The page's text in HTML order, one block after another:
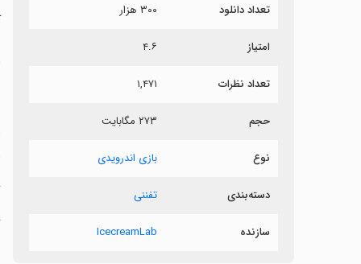
تعداد دانلود ۳۰۰ هزار
امتیاز ۴.۶
تعداد نظرات ۱,۴۷۱
حجم ۲۷۳ مگابایت
نوع بازی اندرویدی
دسته‌بندی تفننی
سازنده IcecreamLab